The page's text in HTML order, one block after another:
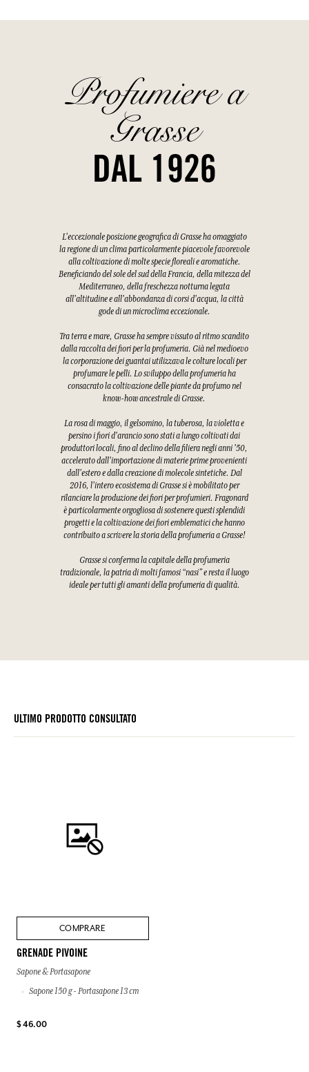
Profumiere a
Grasse
DAL 1926
L'eccezionale posizione geografica di Grasse ha omaggiato
la regione di un clima particolarmente piacevole favorevole
alla coltivazione di molte specie floreali e aromatiche.
Beneficiando del sole del sud della Francia, della mitezza del
Mediterraneo, della freschezza notturna legata
all'altitudine e all'abbondanza di corsi d'acqua, la città
gode di un microclima eccezionale.
Tra terra e mare, Grasse ha sempre vissuto al ritmo scandito
dalla raccolta dei fiori per la profumeria. Già nel medioevo
la corporazione dei guantai utilizzava le colture locali per
profumare le pelli. Lo sviluppo della profumeria ha
consacrato la coltivazione delle piante da profumo nel
know-how ancestrale di Grasse.
La rosa di maggio, il gelsomino, la tuberosa, la violetta e
persino i fiori d'arancio sono stati a lungo coltivati dai
produttori locali, fino al declino della filiera negli anni '50,
accelerato dall'importazione di materie prime provenienti
dall'estero e dalla creazione di molecole sintetiche. Dal
2016, l'intero ecosistema di Grasse si è mobilitato per
rilanciare la produzione dei fiori per profumieri. Fragonard
è particolarmente orgogliosa di sostenere questi splendidi
progetti e la coltivazione dei fiori emblematici che hanno
contribuito a scrivere la storia della profumeria a Grasse!
Grasse si conferma la capitale della profumeria
tradizionale, la patria di molti famosi “nasi” e resta il luogo
ideale per tutti gli amanti della profumeria di qualità.
ULTIMO PRODOTTO CONSULTATO
COMPRARE
GRENADE PIVOINE
Sapone & Portasapone
Sapone 150 g - Portasapone 13 cm
$ 46.00